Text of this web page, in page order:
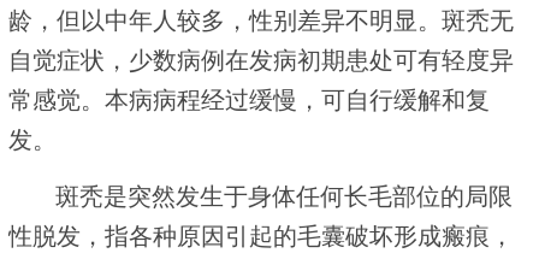
龄，但以中年人较多，性别差异不明显。斑秃无
自觉症状，少数病例在发病初期患处可有轻度异
常感觉。本病病程经过缓慢，可自行缓解和复
发。
斑秃是突然发生于身体任何长毛部位的局限
性脱发，指各种原因引起的毛囊破坏形成瘢痕，